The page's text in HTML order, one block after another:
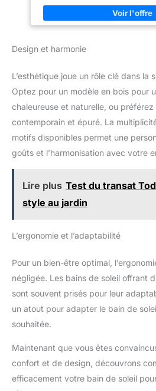
longtemps avec une sensation de
chaud. STABILITÉ QUI RASSURE –
patins antidérapants et la charge
jardin. PLIAGE FACILE, RANGEMENT
extérieur net et toujours prêt pour le
créez un coin détente harmonieux pour
pauses café à deux et vos soirées
rendu à la fois pratique
Design et harmonie
L’esthétique joue un rôle clé dans la
Optez pour un modèle en bois pour
chaleureuse et naturelle, ou préférez
contemporain et épuré. La
motifs disponibles permet une
goûts et l’harmonisation avec votre
Lire plus Test du transat
style au jardin
L’ergonomie et l’adaptabilité
Pour un bien-être optimal,
négligée. Les bains de soleil offrant
sont souvent prisés pour leur
un atout pour adapter le bain de
souhaitée.
Maintenant que vous êtes
confort et de design, découvrons
efficacement votre bain de soleil